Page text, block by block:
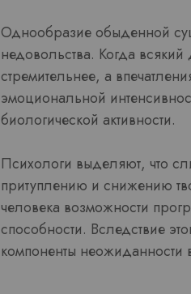
Однообразие обыденной
недовольства. Когда
стремительнее, а
эмоциональной
биологической активности.
Психологи выделяют, что
притуплению и снижению
человека возможности
способности. Вследствие
компоненты неожиданности